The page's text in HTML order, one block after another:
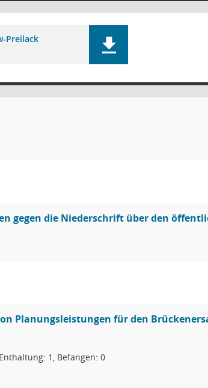
Preilack
gegen die Niederschrift über den
Planungsleistungen für den
1, Befangen: 0